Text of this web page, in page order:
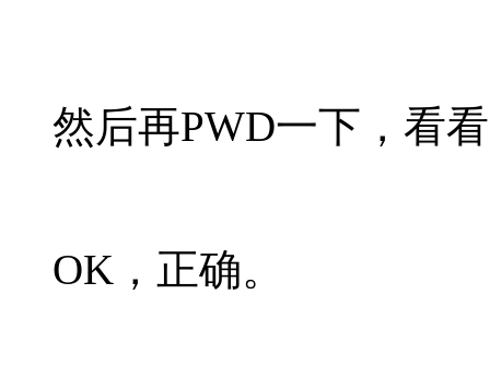
然后再PWD一下，看
OK，正确。